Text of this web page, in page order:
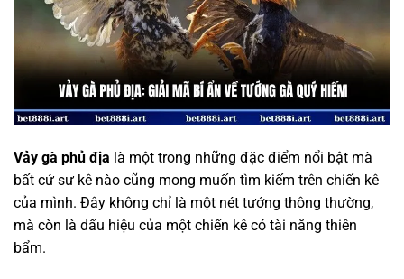
Vảy gà phủ địa là một trong những đặc điểm nổi bật mà
bất cứ sư kê nào cũng mong muốn tìm kiếm trên chiến kê
của mình. Đây không chỉ là một nét tướng thông thường,
mà còn là dấu hiệu của một chiến kê có tài năng thiên
bẩm.